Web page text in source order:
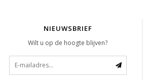
NIEUWSBRIEF
Wilt u op de hoogte blijven?